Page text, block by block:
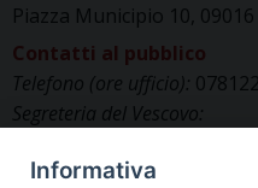
Piazza Municipio 10,
Contatti al pubblico
Telefono (ore ufficio):
Segreteria del Vescovo:
Uffici di Curia:
Informativa